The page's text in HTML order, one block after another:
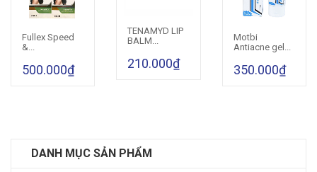
Cho vào giỏ hàng
Fullex Speed
&...
500.000₫
Cho vào giỏ hàng
TENAMYD LIP
BALM...
210.000₫
Cho vào giỏ hàng
Motbi
Antiacne gel...
350.000₫
DANH MỤC SẢN PHẨM